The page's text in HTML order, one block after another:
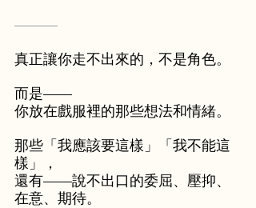
———
真正讓你走不出來的，不是角色。
而是——
你放在戲服裡的那些想法和情緒。
那些「我應該要這樣」「我不能這
樣」，
還有——說不出口的委屈、壓抑、
在意、期待。